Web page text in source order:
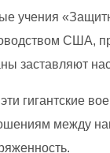
учения
США,
заставляют
гигантские
между